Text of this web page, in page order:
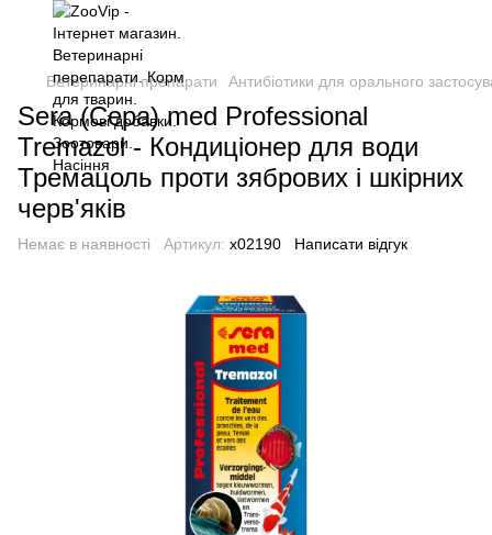
Ветеринарні препарати Антибіотики для орального
Sera (Сера) med Professional
Tremazol - Кондиціонер для води
Тремацоль проти зябрових і шкірних
черв'яків
Немає в наявності Артикул: х02190 Написати відгук